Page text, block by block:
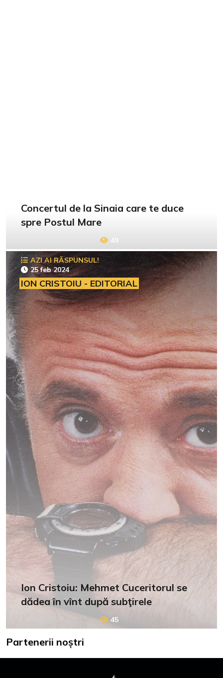
Concertul de la Sinaia care te duce
spre Postul Mare
49
AZI AI RĂSPUNSUL!
25 feb 2024
ION CRISTOIU - EDITORIAL
Ion Cristoiu: Mehmet Cuceritorul se
dădea în vînt după subţirele
45
Partenerii noștri